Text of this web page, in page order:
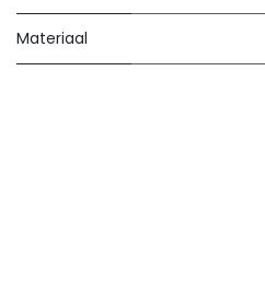
Materiaal